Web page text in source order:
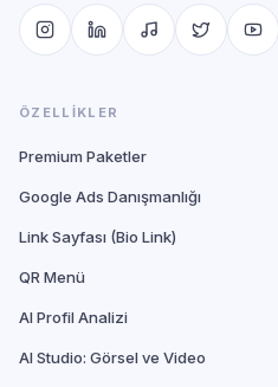
ÖZELLIKLER
Premium Paketler
Google Ads Danışmanlığı
Link Sayfası (Bio Link)
QR Menü
AI Profil Analizi
AI Studio: Görsel ve Video